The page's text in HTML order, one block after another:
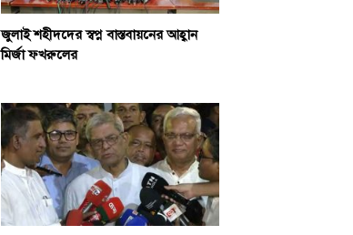
জুলাই শহীদদের স্বপ্ন বাস্তবায়নের আহ্বান
মির্জা ফখরুলের